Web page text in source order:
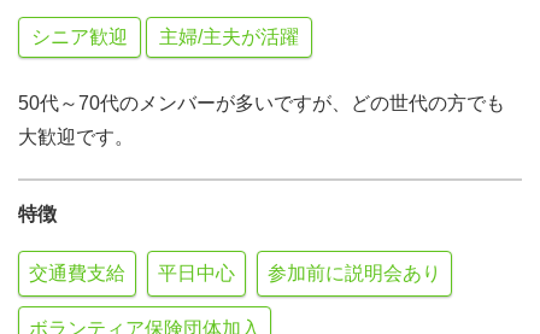
シニア歓迎 主婦/主夫が活躍
50代～70代のメンバーが多いですが、どの世代の方でも
大歓迎です。
特徴
交通費支給 平日中心 参加前に説明会あり
ボランティア保険団体加入